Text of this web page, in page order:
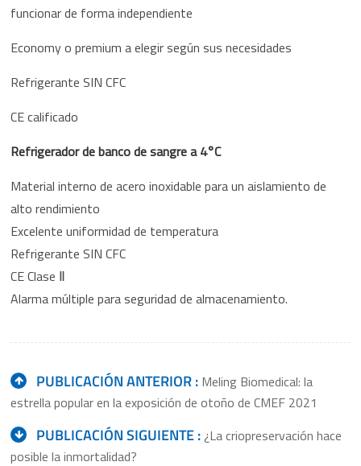
funcionar de forma independiente
Economy o premium a elegir según sus necesidades
Refrigerante SIN CFC
CE calificado
Refrigerador de banco de sangre a 4°C
Material interno de acero inoxidable para un aislamiento de
alto rendimiento
Excelente uniformidad de temperatura
Refrigerante SIN CFC
CE Clase Ⅱ
Alarma múltiple para seguridad de almacenamiento.
PUBLICACIÓN ANTERIOR : Meling Biomedical: la
estrella popular en la exposición de otoño de CMEF 2021
PUBLICACIÓN SIGUIENTE :¿La criopreservación hace
posible la inmortalidad?